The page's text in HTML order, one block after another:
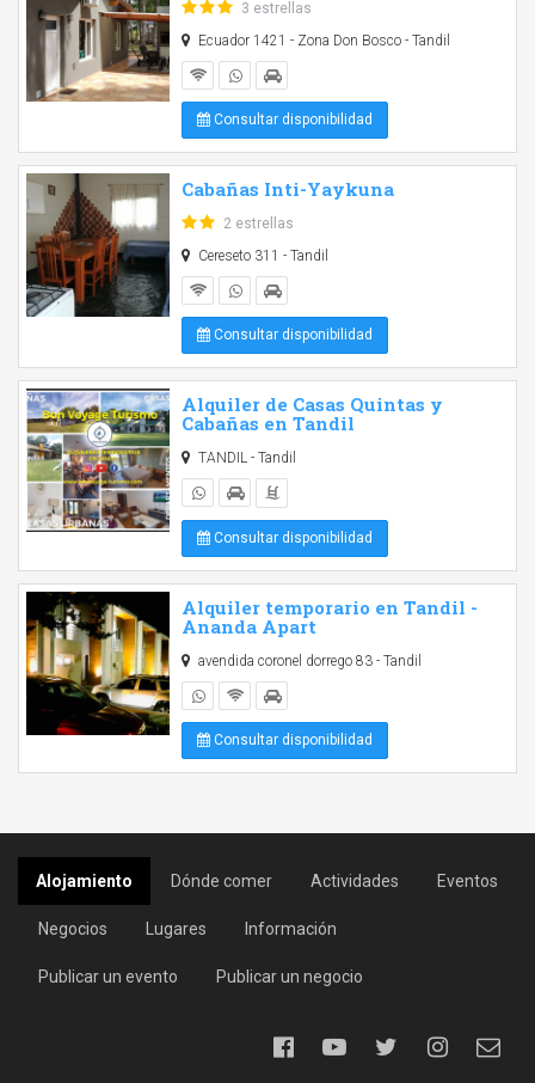
3 estrellas
Ecuador 1421 - Zona Don Bosco - Tandil
Consultar disponibilidad
Cabañas Inti-Yaykuna
2 estrellas
Cereseto 311 - Tandil
Consultar disponibilidad
Alquiler de Casas Quintas y
Cabañas en Tandil
TANDIL - Tandil
Consultar disponibilidad
Alquiler temporario en Tandil -
Ananda Apart
avendida coronel dorrego 83 - Tandil
Consultar disponibilidad
Alojamiento Dónde comer Actividades Eventos
Negocios Lugares Información
Publicar un evento Publicar un negocio